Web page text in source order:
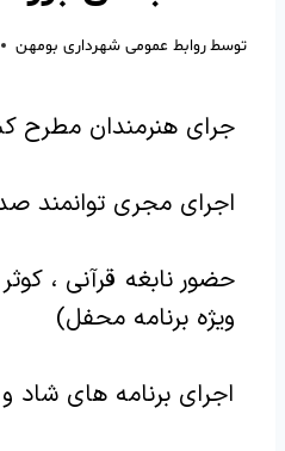
توسطروابط عمومی شهرداری بومهن
جرای هنرمندان مطرح
اجرای مجری توانمند
حضور نابغه قرآنی ،
ویژه برنامه محفل)
اجرای برنامه های شاد و